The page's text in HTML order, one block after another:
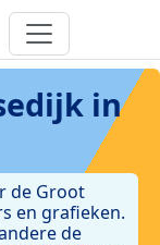
in
de Groot
en grafieken.
de